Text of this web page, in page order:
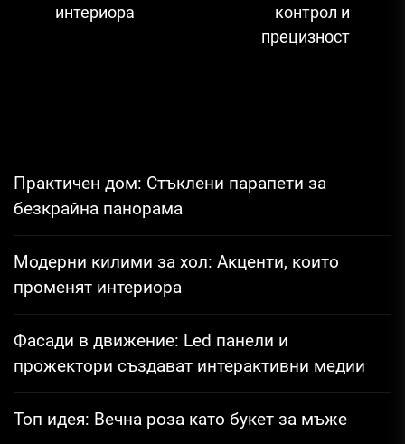
интериора
контрол и
прецизност
Практичен дом: Стъклени парапети за
безкрайна панорама
Модерни килими за хол: Акценти, които
променят интериора
Фасади в движение: Led панели и
прожектори създават интерактивни медии
Топ идея: Вечна роза като букет за мъже